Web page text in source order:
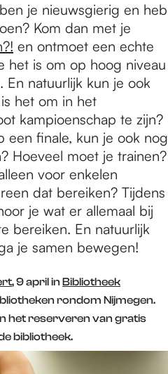
je nieuwsgierig en heb
Kom dan met je
en ontmoet een echte
het is om op hoog niveau
natuurlijk kun je ook
het om in het
kampioenschap te zijn?
een finale, kun je ook nog
Hoeveel moet je trainen?
voor enkelen
dat bereiken? Tijdens
je wat er allemaal bij
bereiken. En natuurlijk
je samen bewegen!
, 9 april in Bibliotheek
rondom Nijmegen.
het reserveren van gratis
bibliotheek.